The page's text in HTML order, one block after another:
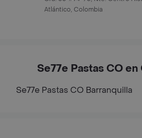
Atlántico, Colombia
Se77e Pastas CO
Se77e Pastas CO Barranquilla